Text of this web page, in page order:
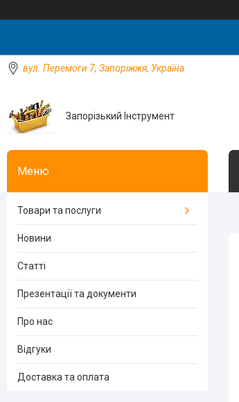
вул. Перемоги 7, Запоріжжя, Україна
Запорізький Інструмент
Товари та послуги
Новини
Статті
Презентації та документи
Про нас
Відгуки
Доставка та оплата